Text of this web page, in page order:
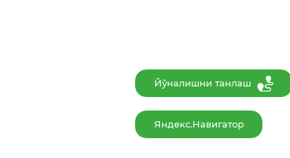
Йўналишни танлаш
Яндекс.Навигатор